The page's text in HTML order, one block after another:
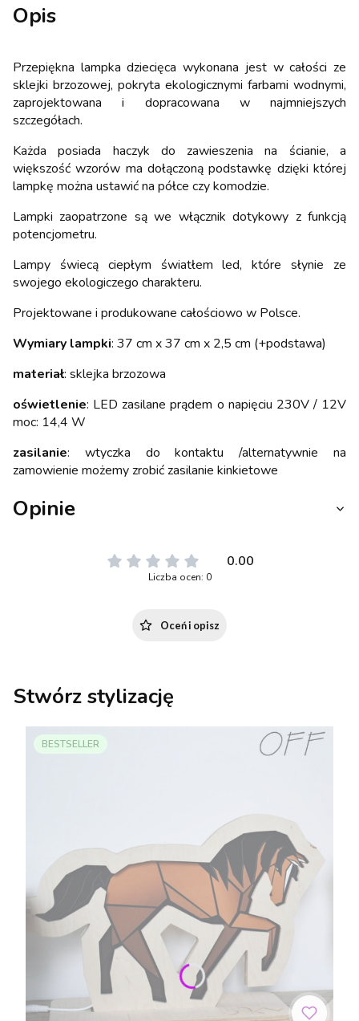
Opis
Przepiękna lampka dziecięca wykonana jest w całości ze
sklejki brzozowej, pokryta ekologicznymi farbami wodnymi,
zaprojektowana i dopracowana w najmniejszych
szczegółach.
Każda posiada haczyk do zawieszenia na ścianie, a
większość wzorów ma dołączoną podstawkę dzięki której
lampkę można ustawić na półce czy komodzie.
Lampki zaopatrzone są we włącznik dotykowy z funkcją
potencjometru.
Lampy świecą ciepłym światłem led, które słynie ze
swojego ekologiczego charakteru.
Projektowane i produkowane całościowo w Polsce.
Wymiary lampki: 37 cm x 37 cm x 2,5 cm (+podstawa)
materiał: sklejka brzozowa
oświetlenie: LED zasilane prądem o napięciu 230V / 12V
moc: 14,4 W
zasilanie: wtyczka do kontaktu /alternatywnie na
zamowienie możemy zrobić zasilanie kinkietowe
Opinie
0.00
Liczba ocen: 0
Oceń i opisz
Stwórz stylizację
BESTSELLER